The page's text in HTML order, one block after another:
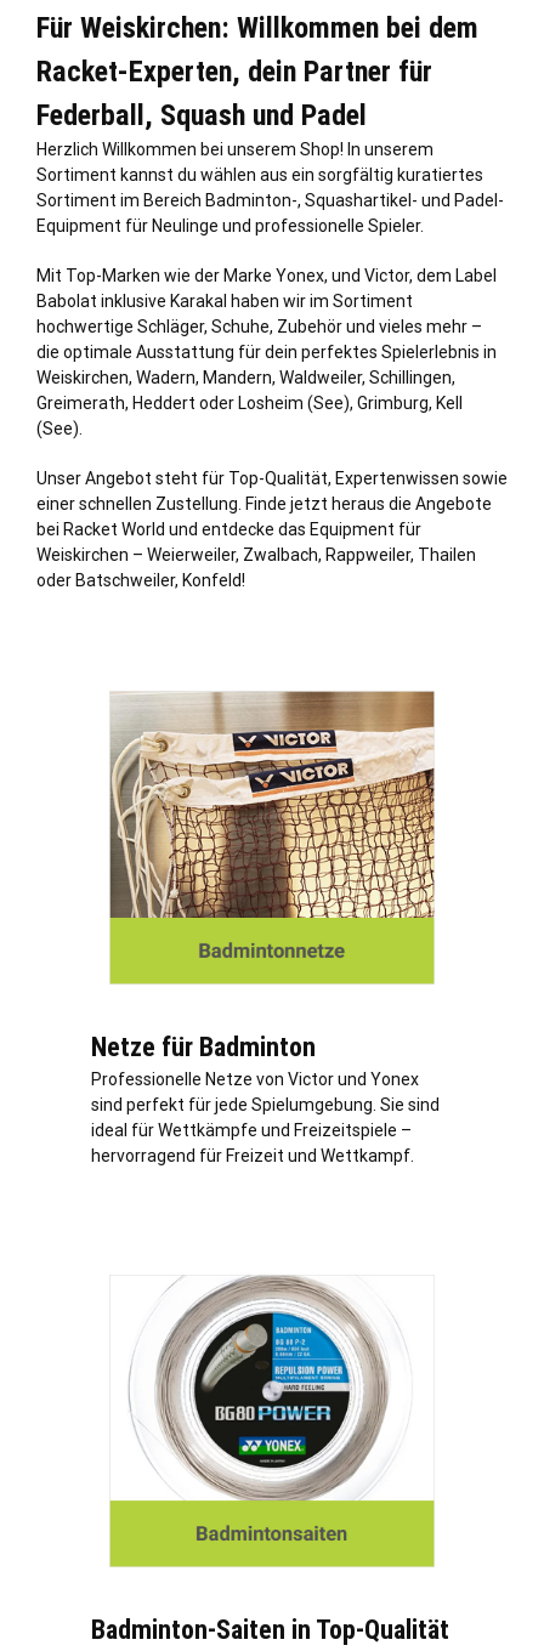
Für Weiskirchen: Willkommen bei dem
Racket-Experten, dein Partner für
Federball, Squash und Padel
Herzlich Willkommen bei unserem Shop! In unserem
Sortiment kannst du wählen aus ein sorgfältig kuratiertes
Sortiment im Bereich Badminton-, Squashartikel- und Padel-
Equipment für Neulinge und professionelle Spieler.
Mit Top-Marken wie der Marke Yonex, und Victor, dem Label
Babolat inklusive Karakal haben wir im Sortiment
hochwertige Schläger, Schuhe, Zubehör und vieles mehr –
die optimale Ausstattung für dein perfektes Spielerlebnis in
Weiskirchen, Wadern, Mandern, Waldweiler, Schillingen,
Greimerath, Heddert oder Losheim (See), Grimburg, Kell
(See).
Unser Angebot steht für Top-Qualität, Expertenwissen sowie
einer schnellen Zustellung. Finde jetzt heraus die Angebote
bei Racket World und entdecke das Equipment für
Weiskirchen – Weierweiler, Zwalbach, Rappweiler, Thailen
oder Batschweiler, Konfeld!
Netze für Badminton
Professionelle Netze von Victor und Yonex
sind perfekt für jede Spielumgebung. Sie sind
ideal für Wettkämpfe und Freizeitspiele –
hervorragend für Freizeit und Wettkampf.
Badminton-Saiten in Top-Qualität